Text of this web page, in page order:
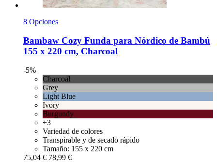
8 Opciones
Bambaw Cozy Funda para Nórdico de Bambú
155 x 220 cm, Charcoal
-5%
Charcoal
Grey
Light Blue
Ivory
Burgundy
+3
Variedad de colores
Transpirable y de secado rápido
Tamaño: 155 x 220 cm
75,04 € 78,99 €